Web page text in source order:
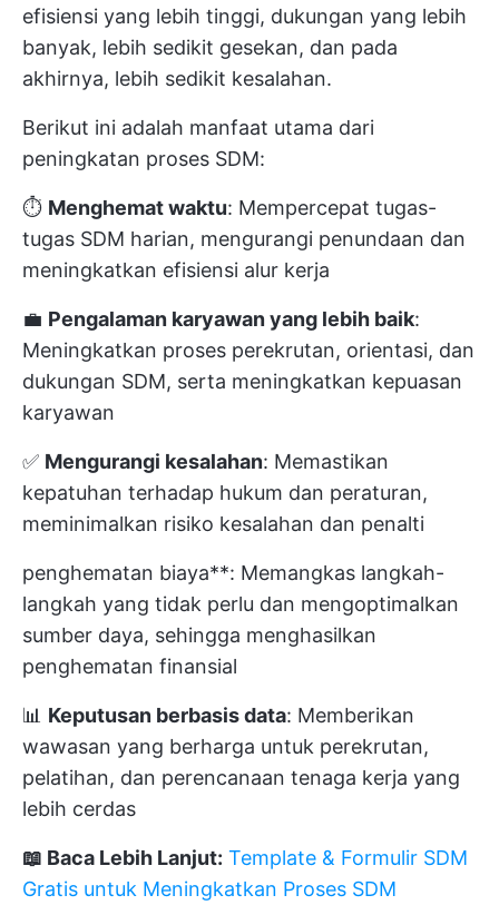
efisiensi yang lebih tinggi, dukungan yang lebih
banyak, lebih sedikit gesekan, dan pada
akhirnya, lebih sedikit kesalahan.
Berikut ini adalah manfaat utama dari
peningkatan proses SDM:
⏱️ Menghemat waktu: Mempercepat tugas-
tugas SDM harian, mengurangi penundaan dan
meningkatkan efisiensi alur kerja
💼 Pengalaman karyawan yang lebih baik:
Meningkatkan proses perekrutan, orientasi, dan
dukungan SDM, serta meningkatkan kepuasan
karyawan
✅ Mengurangi kesalahan: Memastikan
kepatuhan terhadap hukum dan peraturan,
meminimalkan risiko kesalahan dan penalti
penghematan biaya**: Memangkas langkah-
langkah yang tidak perlu dan mengoptimalkan
sumber daya, sehingga menghasilkan
penghematan finansial
📊 Keputusan berbasis data: Memberikan
wawasan yang berharga untuk perekrutan,
pelatihan, dan perencanaan tenaga kerja yang
lebih cerdas
📖 Baca Lebih Lanjut: Template & Formulir SDM
Gratis untuk Meningkatkan Proses SDM